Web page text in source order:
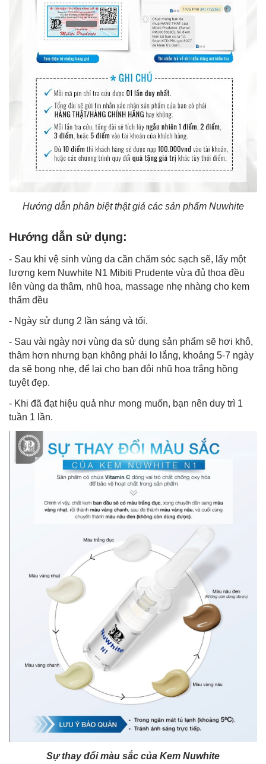
Hướng dẫn phân biệt thật giả các sản phẩm Nuwhite
Hướng dẫn sử dụng:
- Sau khi vệ sinh vùng da cần chăm sóc sạch sẽ, lấy một
lượng kem Nuwhite N1 Mibiti Prudente vừa đủ thoa đều
lên vùng da thâm, nhũ hoa, massage nhẹ nhàng cho kem
thấm đều
- Ngày sử dụng 2 lần sáng và tối.
- Sau vài ngày nơi vùng da sử dụng sản phẩm sẽ hơi khô,
thâm hơn nhưng bạn không phải lo lắng, khoảng 5-7 ngày
da sẽ bong nhẹ, để lại cho bạn đôi nhũ hoa trắng hồng
tuyệt đẹp.
- Khi đã đạt hiệu quả như mong muốn, bạn nên duy trì 1
tuần 1 lần.
Sự thay đổi màu sắc của Kem Nuwhite